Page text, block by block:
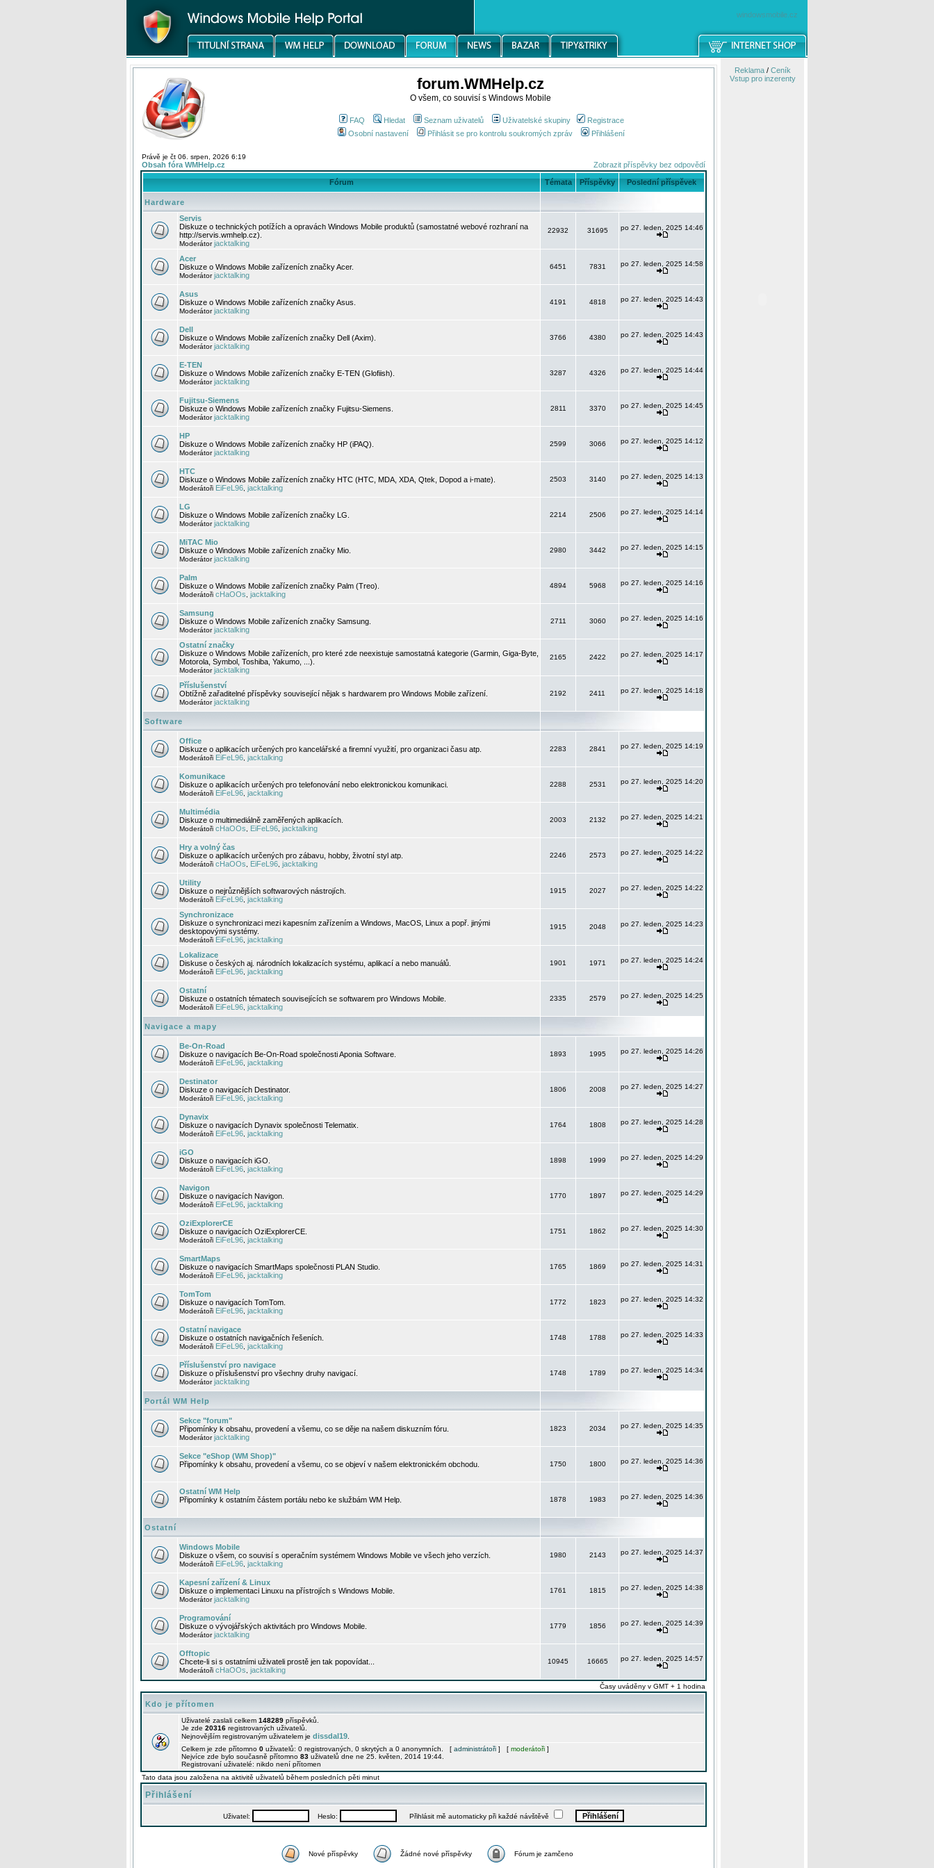
windowsmobile.cz
forum.WMHelp.cz
O všem, co souvisí s Windows Mobile
FAQ Hledat Seznam uživatelů Uživatelské skupiny
Registrace
Osobní nastavení
Přihlásit se pro kontrolu soukromých zpráv Přihlášení
Právě je čt 06. srpen, 2026 6:19
Obsah fóra WMHelp.cz Zobrazit příspěvky bez odpovědí
Fórum Témata Příspěvky Poslední příspěvek
Hardware
Servis
Diskuze o technických potížích a opravách Windows Mobile produktů (samostatné webové rozhraní na
http://servis.wmhelp.cz).
Moderátorjacktalking
22932 31695 po 27. leden, 2025 14:46
Acer
Diskuze o Windows Mobile zařízeních značky Acer.
Moderátorjacktalking
6451 7831 po 27. leden, 2025 14:58
Asus
Diskuze o Windows Mobile zařízeních značky Asus.
Moderátorjacktalking
4191 4818 po 27. leden, 2025 14:43
Dell
Diskuze o Windows Mobile zařízeních značky Dell (Axim).
Moderátorjacktalking
3766 4380 po 27. leden, 2025 14:43
E-TEN
Diskuze o Windows Mobile zařízeních značky E-TEN (Glofiish).
Moderátorjacktalking
3287 4326 po 27. leden, 2025 14:44
Fujitsu-Siemens
Diskuze o Windows Mobile zařízeních značky Fujitsu-Siemens.
Moderátorjacktalking
2811 3370 po 27. leden, 2025 14:45
HP
Diskuze o Windows Mobile zařízeních značky HP (iPAQ).
Moderátorjacktalking
2599 3066 po 27. leden, 2025 14:12
HTC
Diskuze o Windows Mobile zařízeních značky HTC (HTC, MDA, XDA, Qtek, Dopod a i-mate).
Moderátoři EiFeL96 jacktalking
2503 3140 po 27. leden, 2025 14:13
LG
Diskuze o Windows Mobile zařízeních značky LG.
Moderátorjacktalking
2214 2506 po 27. leden, 2025 14:14
MiTAC Mio
Diskuze o Windows Mobile zařízeních značky Mio.
Moderátorjacktalking
2980 3442 po 27. leden, 2025 14:15
Palm
Diskuze o Windows Mobile zařízeních značky Palm (Treo).
Moderátoři cHaOOs jacktalking
4894 5968 po 27. leden, 2025 14:16
Samsung
Diskuze o Windows Mobile zařízeních značky Samsung.
Moderátorjacktalking
2711 3060 po 27. leden, 2025 14:16
Ostatní značky
Diskuze o Windows Mobile zařízeních, pro které zde neexistuje samostatná kategorie (Garmin, Giga-Byte,
Motorola, Symbol, Toshiba, Yakumo, ...).
Moderátorjacktalking
2165 2422 po 27. leden, 2025 14:17
Příslušenství
Obtížně zařaditelné příspěvky související nějak s hardwarem pro Windows Mobile zařízení.
Moderátorjacktalking
2192 2411 po 27. leden, 2025 14:18
Software
Office
Diskuze o aplikacích určených pro kancelářské a firemní využití, pro organizaci času atp.
Moderátoři EiFeL96 jacktalking
2283 2841 po 27. leden, 2025 14:19
Komunikace
Diskuze o aplikacích určených pro telefonování nebo elektronickou komunikaci.
Moderátoři EiFeL96 jacktalking
2288 2531 po 27. leden, 2025 14:20
Multimédia
Diskuze o multimediálně zaměřených aplikacích.
Moderátoři cHaOOs EiFeL96 jacktalking
2003 2132 po 27. leden, 2025 14:21
Hry a volný čas
Diskuze o aplikacích určených pro zábavu, hobby, životní styl atp.
Moderátoři cHaOOs EiFeL96 jacktalking
2246 2573 po 27. leden, 2025 14:22
Utility
Diskuze o nejrůznějších softwarových nástrojích.
Moderátoři EiFeL96 jacktalking
1915 2027 po 27. leden, 2025 14:22
Synchronizace
Diskuze o synchronizaci mezi kapesním zařízením a Windows, MacOS, Linux a popř. jinými
desktopovými systémy.
Moderátoři EiFeL96 jacktalking
1915 2048 po 27. leden, 2025 14:23
Lokalizace
Diskuse o českých aj. národních lokalizacích systému, aplikací a nebo manuálů.
Moderátoři EiFeL96 jacktalking
1901 1971 po 27. leden, 2025 14:24
Ostatní
Diskuze o ostatních tématech souvisejících se softwarem pro Windows Mobile.
Moderátoři EiFeL96 jacktalking
2335 2579 po 27. leden, 2025 14:25
Navigace a mapy
Be-On-Road
Diskuze o navigacích Be-On-Road společnosti Aponia Software.
Moderátoři EiFeL96 jacktalking
1893 1995 po 27. leden, 2025 14:26
Destinator
Diskuze o navigacích Destinator.
Moderátoři EiFeL96 jacktalking
1806 2008 po 27. leden, 2025 14:27
Dynavix
Diskuze o navigacích Dynavix společnosti Telematix.
Moderátoři EiFeL96 jacktalking
1764 1808 po 27. leden, 2025 14:28
iGO
Diskuze o navigacích iGO.
Moderátoři EiFeL96 jacktalking
1898 1999 po 27. leden, 2025 14:29
Navigon
Diskuze o navigacích Navigon.
Moderátoři EiFeL96 jacktalking
1770 1897 po 27. leden, 2025 14:29
OziExplorerCE
Diskuze o navigacích OziExplorerCE.
Moderátoři EiFeL96 jacktalking
1751 1862 po 27. leden, 2025 14:30
SmartMaps
Diskuze o navigacích SmartMaps společnosti PLAN Studio.
Moderátoři EiFeL96 jacktalking
1765 1869 po 27. leden, 2025 14:31
TomTom
Diskuze o navigacích TomTom.
Moderátoři EiFeL96 jacktalking
1772 1823 po 27. leden, 2025 14:32
Ostatní navigace
Diskuze o ostatních navigačních řešeních.
Moderátoři EiFeL96 jacktalking
1748 1788 po 27. leden, 2025 14:33
Příslušenství pro navigace
Diskuze o příslušenství pro všechny druhy navigací.
Moderátorjacktalking
1748 1789 po 27. leden, 2025 14:34
Portál WM Help
Sekce "forum"
Připomínky k obsahu, provedení a všemu, co se děje na našem diskuzním fóru.
Moderátorjacktalking
1823 2034 po 27. leden, 2025 14:35
Sekce "eShop (WM Shop)"
Připomínky k obsahu, provedení a všemu, co se objeví v našem elektronickém obchodu.
1750 1800 po 27. leden, 2025 14:36
Ostatní WM Help
Připomínky k ostatním částem portálu nebo ke službám WM Help.
1878 1983 po 27. leden, 2025 14:36
Ostatní
Windows Mobile
Diskuze o všem, co souvisí s operačním systémem Windows Mobile ve všech jeho verzích.
Moderátoři EiFeL96 jacktalking
1980 2143 po 27. leden, 2025 14:37
Kapesní zařízení & Linux
Diskuze o implementaci Linuxu na přístrojích s Windows Mobile.
Moderátorjacktalking
1761 1815 po 27. leden, 2025 14:38
Programování
Diskuze o vývojářských aktivitách pro Windows Mobile.
Moderátorjacktalking
1779 1856 po 27. leden, 2025 14:39
Offtopic
Chcete-li si s ostatními uživateli prostě jen tak popovídat...
Moderátoři cHaOOs jacktalking
10945 16665 po 27. leden, 2025 14:57
Časy uváděny v GMT + 1 hodina
Kdo je přítomen
Uživatelé zaslali celkem 148289 příspěvků.
Je zde 20316 registrovaných uživatelů.
Nejnovějším registrovaným uživatelem je dissdal19
Celkem je zde přítomno 0 uživatelů: 0 registrovaných, 0 skrytých a 0 anonymních. [ administrátoři ] [ moderátoři ]
Nejvíce zde bylo současně přítomno 83 uživatelů dne ne 25. květen, 2014 19:44.
Registrovaní uživatelé: nikdo není přítomen
Tato data jsou založena na aktivitě uživatelů během posledních pěti minut
Přihlášení
Uživatel: Heslo: Přihlásit mě automaticky při každé návštěvě
Nové příspěvky Žádné nové příspěvky Fórum je zamčeno
Reklama/ Ceník
Vstup pro inzerenty